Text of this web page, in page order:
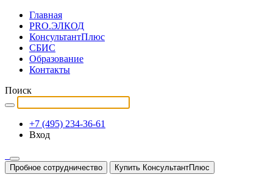
Главная
PRO.ЭЛКОД
КонсультантПлюс
СБИС
Образование
Контакты
Поиск
+7 (495) 234-36-61
Вход
Пробное сотрудничество Купить КонсультантПлюс